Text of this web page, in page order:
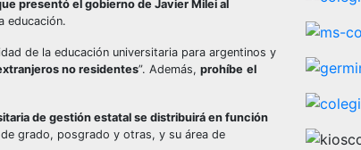
presentó el gobierno de Javier Milei al
educación.
de la educación universitaria para argentinos y
no residentes”. Además, prohíbe el
de gestión estatal se distribuirá en función
grado, posgrado y otras, y su área de